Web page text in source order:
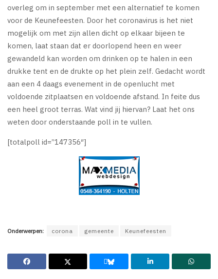
overleg om in september met een alternatief te komen
voor de Keunefeesten. Door het coronavirus is het niet
mogelijk om met zijn allen dicht op elkaar bijeen te
komen, laat staan dat er doorlopend heen en weer
gewandeld kan worden om drinken op te halen in een
drukke tent en de drukte op het plein zelf. Gedacht wordt
aan een 4 daags evenement in de openlucht met
voldoende zitplaatsen en voldoende afstand. In feite dus
een heel groot terras. Wat vind jij hiervan? Laat het ons
weten door onderstaande poll in te vullen.
[totalpoll id=”147356″]
Onderwerpen: corona gemeente Keunefeesten